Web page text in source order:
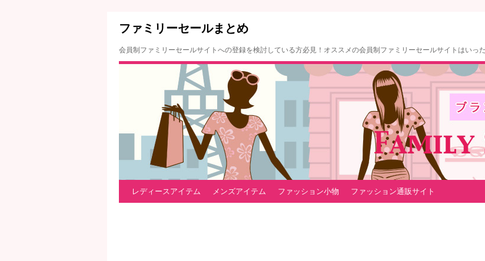
ファミリーセールまとめ
会員制ファミリーセールサイトへの登録を検討している方必見！オススメの会員制ファミリーセールサイトはいっ
レディースアイテム メンズアイテム ファッション小物 ファッション通販サイト